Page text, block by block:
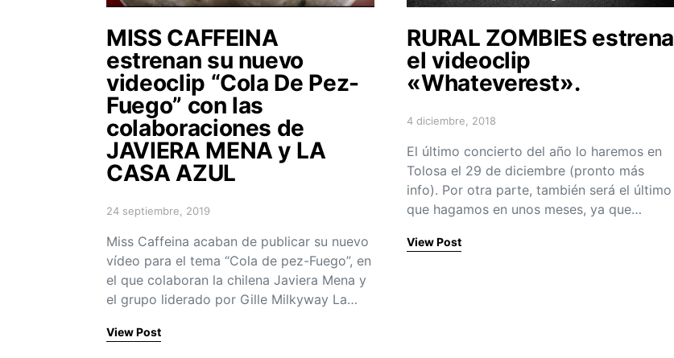
MISS CAFFEINA
estrenan su nuevo
videoclip “Cola De Pez-
Fuego” con las
colaboraciones de
JAVIERA MENA y LA
CASA AZUL
Posted on
24 septiembre, 2019
Miss Caffeina acaban de publicar su nuevo
vídeo para el tema “Cola de pez-Fuego”, en
el que colaboran la chilena Javiera Mena y
el grupo liderado por Gille Milkyway La…
View Post
RURAL ZOMBIES estrena
el videoclip
«Whateverest».
Posted on
4 diciembre, 2018
El último concierto del año lo haremos en
Tolosa el 29 de diciembre (pronto más
info). Por otra parte, también será el último
que hagamos en unos meses, ya que…
View Post